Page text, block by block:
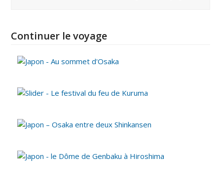
Continuer le voyage